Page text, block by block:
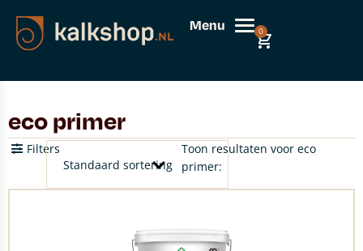
Menu 0
eco primer
Toon resultaten voor eco
primer:
Filters